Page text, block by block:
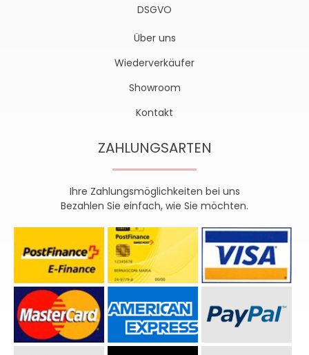
DSGVO
Über uns
Wiederverkäufer
Showroom
Kontakt
ZAHLUNGSARTEN
Ihre Zahlungsmöglichkeiten bei uns
Bezahlen Sie einfach, wie Sie möchten.